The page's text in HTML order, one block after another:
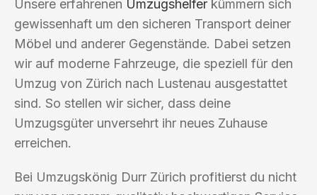
Unsere erfahrenen Umzugshelfer kümmern sich
gewissenhaft um den sicheren Transport deiner
Möbel und anderer Gegenstände. Dabei setzen
wir auf moderne Fahrzeuge, die speziell für den
Umzug von Zürich nach Lustenau ausgestattet
sind. So stellen wir sicher, dass deine
Umzugsgüter unversehrt ihr neues Zuhause
erreichen.
Bei Umzugskönig Durr Zürich profitierst du nicht